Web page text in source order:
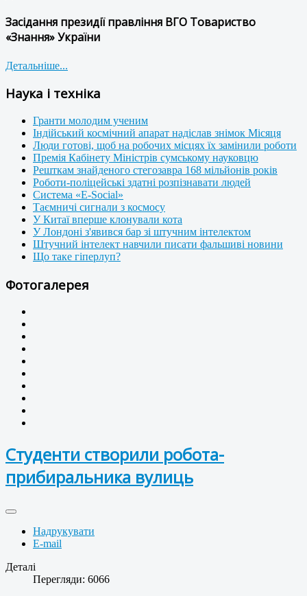
Засідання президії правління ВГО Товариство
«Знання» України
Детальніше...
Наука і техніка
Гранти молодим ученим
Індійський космічний апарат надіслав знімок Місяця
Люди готові, щоб на робочих місцях їх замінили роботи
Премія Кабінету Міністрів сумському науковцю
Решткам знайденого стегозавра 168 мільйонів років
Роботи-поліцейські здатні розпізнавати людей
Система «E-Social»
Таємничі сигнали з космосу
У Китаї вперше клонували кота
У Лондоні з'явився бар зі штучним інтелектом
Штучний інтелект навчили писати фальшиві новини
Що таке гіперлуп?
Фотогалерея
Студенти створили робота-
прибиральника вулиць
Надрукувати
E-mail
Деталі
Перегляди: 6066